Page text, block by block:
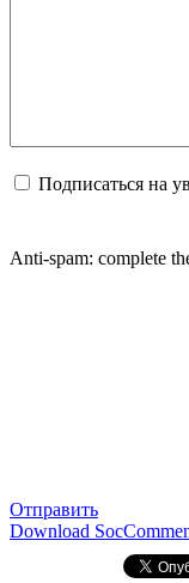
Подписаться на
Anti-spam: complete
Отправить
Download